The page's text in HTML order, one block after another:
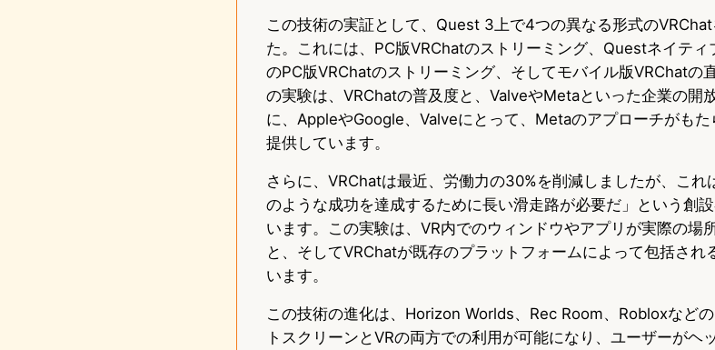
この技術の実証として、Quest 3上で4つの異なる形式の
た。これには、PC版VRChatのストリーミング、Questネイテ
のPC版VRChatのストリーミング、そしてモバイル版VRChatの
の実験は、VRChatの普及度と、ValveやMetaといった企業の開
に、AppleやGoogle、Valveにとって、Metaのアプローチがも
提供しています。
さらに、VRChatは最近、労働力の30%を削減しましたが、これ
のような成功を達成するために長い滑走路が必要だ」という創
います。この実験は、VR内でのウィンドウやアプリが実際の場
と、そしてVRChatが既存のプラットフォームによって包括され
います。
この技術の進化は、Horizon Worlds、Rec Room、Robloxなど
トスクリーンとVRの両方での利用が可能になり、ユーザーがヘ